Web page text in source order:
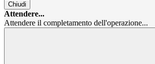
Chiudi
Attendere...
Attendere il completamento dell'operazione...